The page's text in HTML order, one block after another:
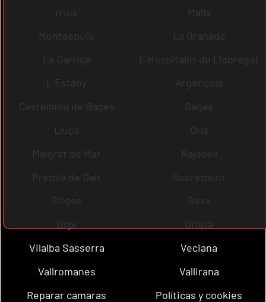
rrius
Malla
Montesquiu
La Granada
La Garriga
L´Hospitalet de Llobregat
L´Estany
Argençola
Castellnou de Bages
Sagàs
Lluçà
Orís
Malgrat de Mar
Rajadell
Premià de Dalt
Sobremunt
Sitges
Seva
Orpí
Oristà
Vilalba Sasserra
Veciana
Vallromanes
Vallirana
Reparar camaras
Políticas y cookies